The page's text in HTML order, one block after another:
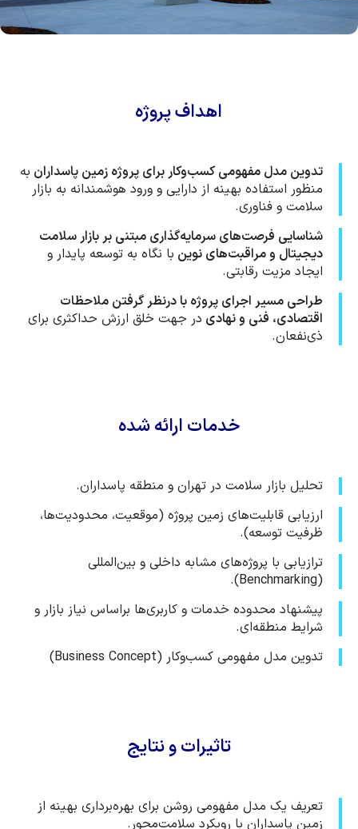
اهداف پروژه
تدوین مدل مفهومی کسب‌وکار برای پروژه زمین پاسداران به‌
منظور استفاده بهینه از دارایی و ورود هوشمندانه به بازار
سلامت و فناوری.
شناسایی فرصت‌های سرمایه‌گذاری مبتنی بر بازار سلامت
دیجیتال و مراقبت‌های نوین با نگاه به توسعه پایدار و
ایجاد مزیت رقابتی.
طراحی مسیر اجرای پروژه با درنظر گرفتن ملاحظات
اقتصادی، فنی و نهادی در جهت خلق ارزش حداکثری برای
ذی‌نفعان.
خدمات ارائه شده
تحلیل بازار سلامت در تهران و منطقه پاسداران.
ارزیابی قابلیت‌های زمین پروژه (موقعیت، محدودیت‌ها،
ظرفیت توسعه).
ترازیابی با پروژه‌های مشابه داخلی و بین‌المللی
(Benchmarking).
پیشنهاد محدوده خدمات و کاربری‌ها براساس نیاز بازار و
شرایط منطقه‌ای.
تدوین مدل مفهومی کسب‌وکار (Business Concept)
تاثیرات و نتایج
تعریف یک مدل مفهومی روشن برای بهره‌برداری بهینه از
زمین پاسداران با رویکرد سلامت‌محور.